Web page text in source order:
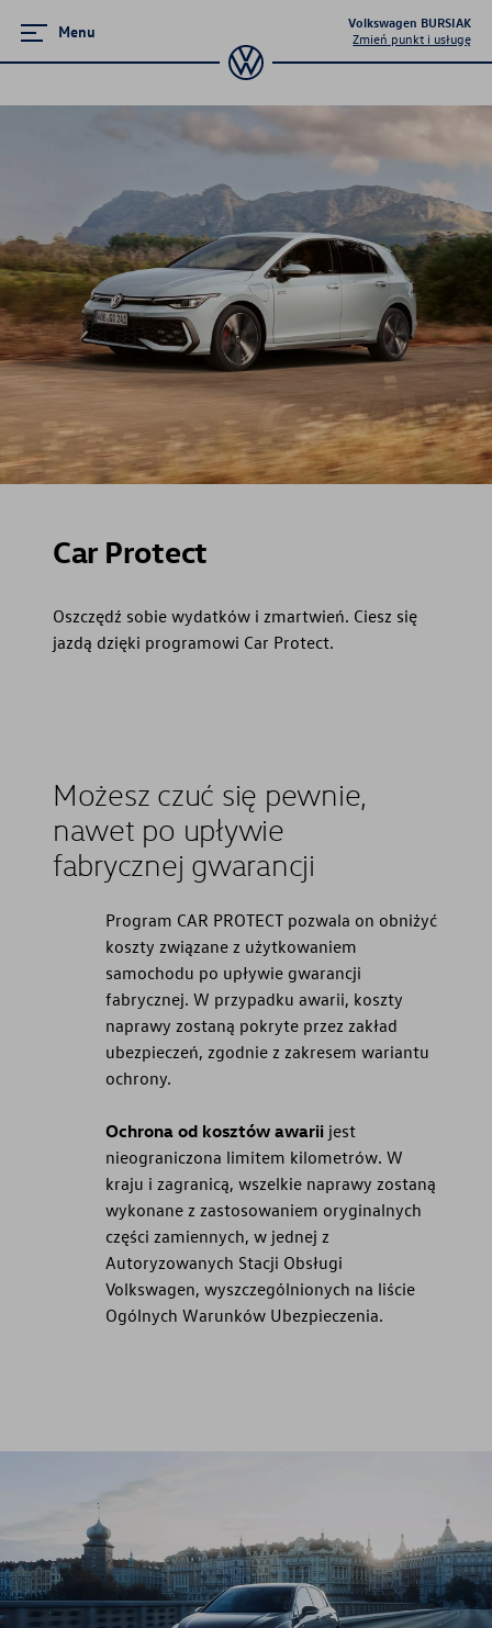
Menu
Volkswagen BURSIAK
Zmień punkt i usługę
Gwarancja i ochrona
Przedłużona ochrona pogwarancyjna
Gwarancja mobilności
Ochrona pogwarancyjna
Car Protect
Oszczędź sobie wydatków i zmartwień. Ciesz się
jazdą dzięki programowi Car Protect.
Możesz czuć się pewnie,
nawet po upływie
fabrycznej gwarancji
Program CAR PROTECT pozwala on obniżyć
koszty związane z użytkowaniem
samochodu po upływie gwarancji
fabrycznej. W przypadku awarii, koszty
naprawy zostaną pokryte przez zakład
ubezpieczeń, zgodnie z zakresem wariantu
ochrony.
Ochrona od kosztów awarii jest
nieograniczona limitem kilometrów. W
kraju i zagranicą, wszelkie naprawy zostaną
wykonane z zastosowaniem oryginalnych
części zamiennych, w jednej z
Autoryzowanych Stacji Obsługi
Volkswagen, wyszczególnionych na liście
Ogólnych Warunków Ubezpieczenia.